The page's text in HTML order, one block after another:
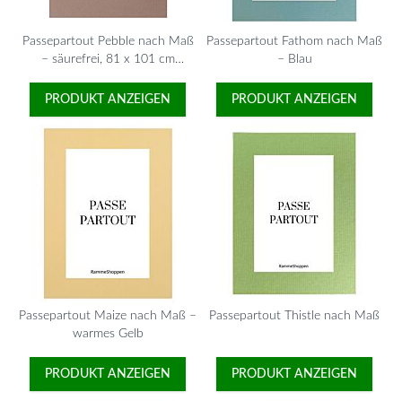
Passepartout Pebble nach Maß
– säurefrei, 81 x 101 cm
PRODUKT ANZEIGEN
Passepartout Fathom nach Maß
– Blau
PRODUKT ANZEIGEN
Passepartout Maize nach Maß –
warmes Gelb
PRODUKT ANZEIGEN
Passepartout Thistle nach Maß
PRODUKT ANZEIGEN